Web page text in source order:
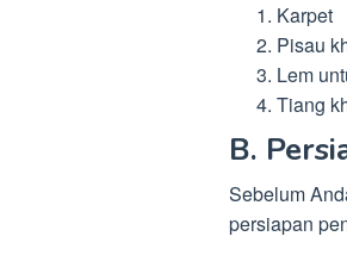
Karpet
Pisau
Lem
Tiang
B.
Sebelum
persiapan